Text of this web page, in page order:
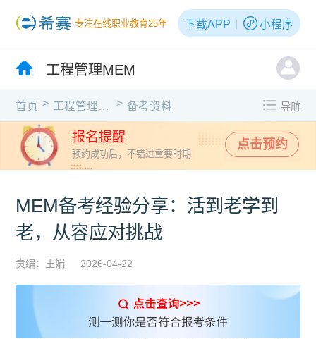
专注在线职业教育25年 下载APP 小程序
工程管理MEM
首页 > 工程管理MEM > 备考资料 导航
报名提醒
预约成功后，不错过重要时期
点击预约
MEM备考经验分享：活到老学到
老，从容应对挑战
责编：王娟 2026-04-22